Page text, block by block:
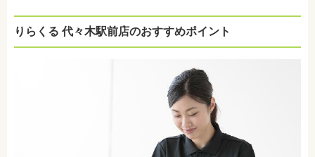
りらくる 代々木駅前店のおすすめポイント